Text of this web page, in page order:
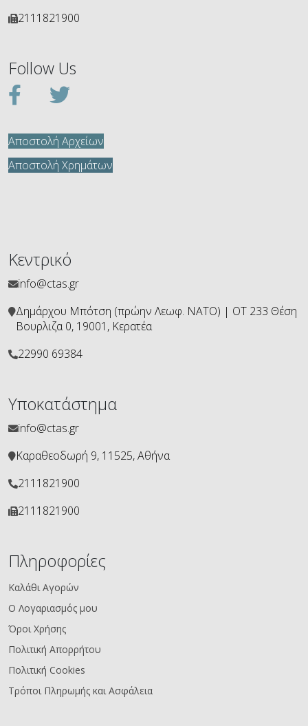
2111821900
Follow Us
Αποστολή Αρχείων
Αποστολή Χρημάτων
Κεντρικό
info@ctas.gr
Δημάρχου Μπότση (πρώην Λεωφ. ΝΑΤΟ) | ΟΤ 233 Θέση
Βουρλιζα 0, 19001, Κερατέα
22990 69384
Υποκατάστημα
info@ctas.gr
Καραθεοδωρή 9, 11525, Αθήνα
2111821900
2111821900
Πληροφορίες
Καλάθι Αγορών
Ο Λογαριασμός μου
Όροι Χρήσης
Πολιτική Απορρήτου
Πολιτική Cookies
Τρόποι Πληρωμής και Ασφάλεια